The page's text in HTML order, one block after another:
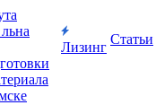
Лизинг
Статьи